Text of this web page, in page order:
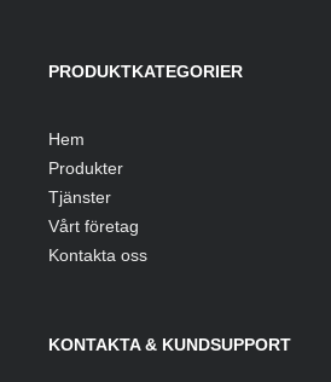
PRODUKTKATEGORIER
Hem
Produkter
Tjänster
Vårt företag
Kontakta oss
KONTAKTA & KUNDSUPPORT